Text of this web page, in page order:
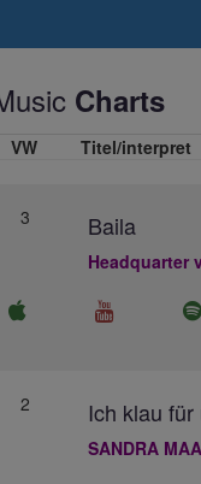
Charts
VW Titel/interpret
3 Baila
Headquarter
2 Ich klau
SANDRA